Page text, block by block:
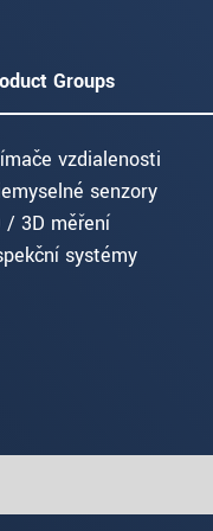
Groups
vzdialenosti
senzory
/ 3D měření
systémy